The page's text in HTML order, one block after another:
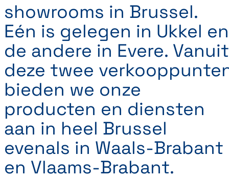
showrooms in Brussel.
Eén is gelegen in Ukkel en
de andere in Evere. Vanuit
deze twee
bieden we onze
producten en diensten
aan in heel Brussel
evenals in Waals-Brabant
en Vlaams-Brabant.